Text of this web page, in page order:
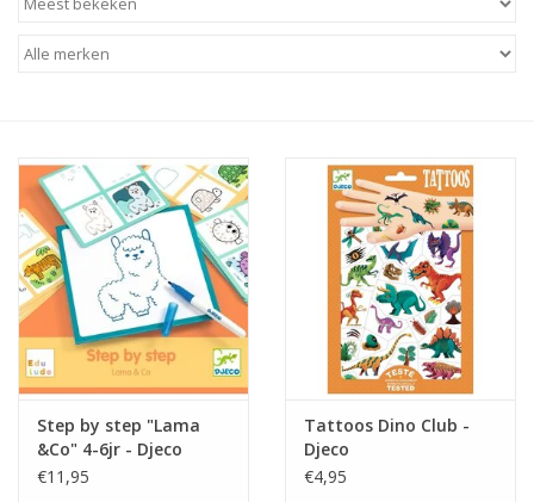
Kinderen
Stationery & Gifts
Sieraden
Hebbedingen
Thee, Koffie & wat Lekkers
Wenskaarten
Step by step "Lama
&Co" 4-6jr - Djeco
€11,95
Tattoos Dino Club -
Djeco
€4,95